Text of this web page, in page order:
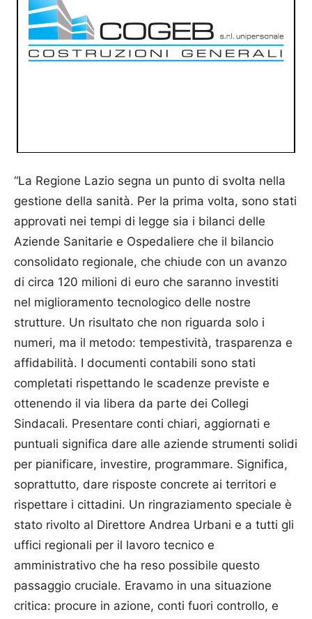
“La Regione Lazio segna un punto di svolta nella
gestione della sanità. Per la prima volta, sono stati
approvati nei tempi di legge sia i bilanci delle
Aziende Sanitarie e Ospedaliere che il bilancio
consolidato regionale, che chiude con un avanzo
di circa 120 milioni di euro che saranno investiti
nel miglioramento tecnologico delle nostre
strutture. Un risultato che non riguarda solo i
numeri, ma il metodo: tempestività, trasparenza e
affidabilità. I documenti contabili sono stati
completati rispettando le scadenze previste e
ottenendo il via libera da parte dei Collegi
Sindacali. Presentare conti chiari, aggiornati e
puntuali significa dare alle aziende strumenti solidi
per pianificare, investire, programmare. Significa,
soprattutto, dare risposte concrete ai territori e
rispettare i cittadini. Un ringraziamento speciale è
stato rivolto al Direttore Andrea Urbani e a tutti gli
uffici regionali per il lavoro tecnico e
amministrativo che ha reso possibile questo
passaggio cruciale. Eravamo in una situazione
critica: procure in azione, conti fuori controllo, e